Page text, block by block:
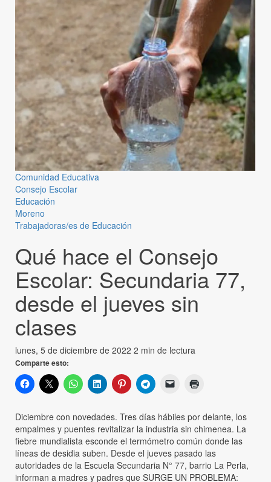
Comunidad Educativa
Consejo Escolar
Educación
Moreno
Trabajadoras/es de Educación
Qué hace el Consejo
Escolar: Secundaria 77,
desde el jueves sin
clases
lunes, 5 de diciembre de 2022 2 min de lectura
Comparte esto:
Diciembre con novedades. Tres días hábiles por delante, los
empalmes y puentes revitalizar la industria sin chimenea. La
fiebre mundialista esconde el termómetro común donde las
líneas de desidia suben. Desde el jueves pasado las
autoridades de la Escuela Secundaria N° 77, barrio La Perla,
informan a madres y padres que SURGE UN PROBLEMA: